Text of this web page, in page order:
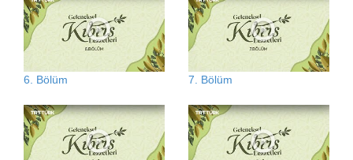
6. Bölüm 7. Bölüm